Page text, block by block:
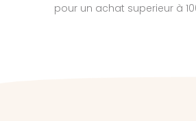
pour un achat superieur à